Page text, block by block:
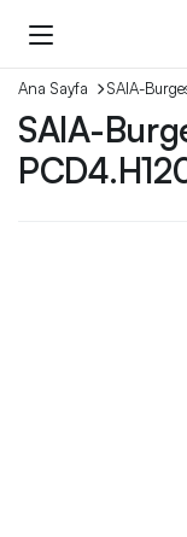
Ana Sayfa SAIA-
SAIA-